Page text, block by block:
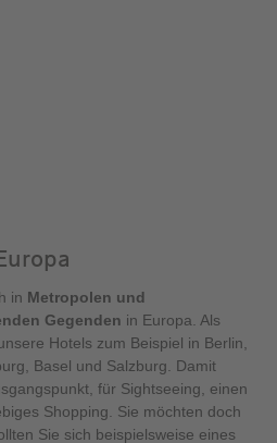
in Metropolen und
Gegenden in Europa. Als
Hotels zum Beispiel in Berlin,
Basel und Salzburg. Damit
für Sightseeing, einen
Shopping. Sie möchten doch
Sie sich beispielsweise eines